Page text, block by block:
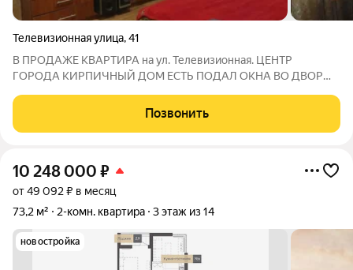
Телевизионная улица,41
В ПРОДАЖЕ КВАРТИРА на ул. Телевизионная. ЦЕНТР
ГОРОДА КИРПИЧНЫЙ ДОМ ЕСТЬ ПОДАЛ ОКНА ВО ДВОР
в собственности. Реальному клиенту торг возможен!
Позвонить
10 248 000 ₽
от 49 092 ₽ в месяц
73,2 м²
2-комн. квартира 3 этаж из 14
новостройка